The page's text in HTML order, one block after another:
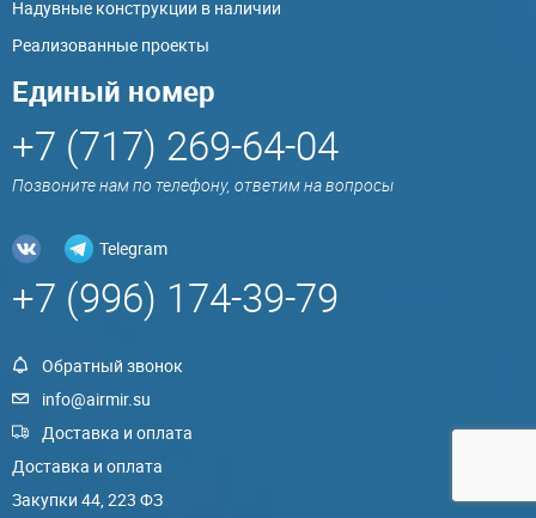
Надувные конструкции в наличии
Реализованные проекты
Единый номер
+7 (717) 269-64-04
Позвоните нам по телефону, ответим на вопросы
Telegram
+7 (996) 174-39-79
Обратный звонок
info@airmir.su
Доставка и оплата
Доставка и оплата
Закупки 44, 223 ФЗ